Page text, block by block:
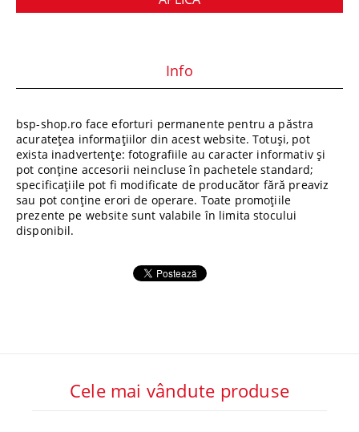
Info
bsp-shop.ro face eforturi permanente pentru a păstra
acuratețea informațiilor din acest website. Totuși, pot
exista inadvertențe: fotografiile au caracter informativ și
pot conține accesorii neincluse în pachetele standard;
specificațiile pot fi modificate de producător fără preaviz
sau pot conține erori de operare. Toate promoțiile
prezente pe website sunt valabile în limita stocului
disponibil.
Cele mai vândute produse